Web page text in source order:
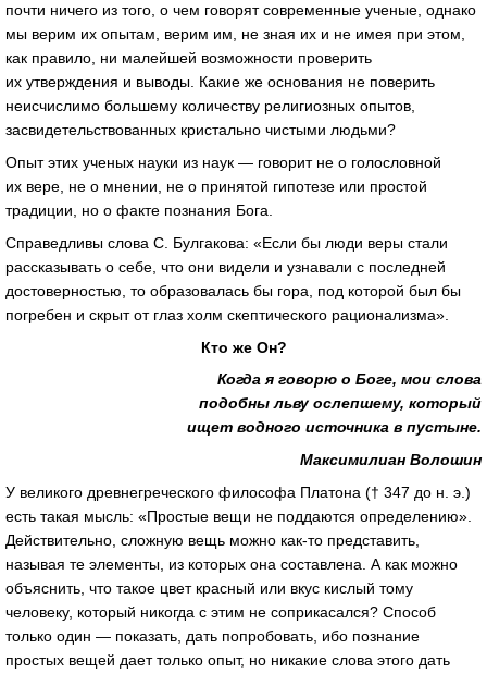
почти ничего из того, о чем говорят современные ученые, однако
мы верим их опытам, верим им, не зная их и не имея при этом,
как правило, ни малейшей возможности проверить
их утверждения и выводы. Какие же основания не поверить
неисчислимо большему количеству религиозных опытов,
засвидетельствованных кристально чистыми людьми?
Опыт этих ученых науки из наук — говорит не о голословной
их вере, не о мнении, не о принятой гипотезе или простой
традиции, но о факте познания Бога.
Справедливы слова С. Булгакова: «Если бы люди веры стали
рассказывать о себе, что они видели и узнавали с последней
достоверностью, то образовалась бы гора, под которой был бы
погребен и скрыт от глаз холм скептического рационализма».
Кто же Он?
Когда я говорю о Боге, мои слова
подобны льву ослепшему, который
ищет водного источника в пустыне.
Максимилиан Волошин
У великого древнегреческого философа Платона († 347 до н. э. )
есть такая мысль: «Простые вещи не поддаются определению».
Действительно, сложную вещь можно как-то представить,
называя те элементы, из которых она составлена. А как можно
объяснить, что такое цвет красный или вкус кислый тому
человеку, который никогда с этим не соприкасался? Способ
только один — показать, дать попробовать, ибо познание
простых вещей дает только опыт, но никакие слова этого дать